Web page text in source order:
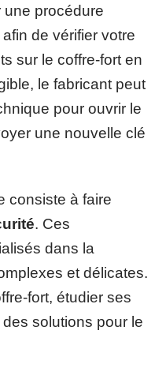
une procédure
de vérifier votre
sur le coffre-fort en
le fabricant peut
pour ouvrir le
une nouvelle clé
consiste à faire
. Ces
dans la
et délicates.
fort, étudier ses
solutions pour le